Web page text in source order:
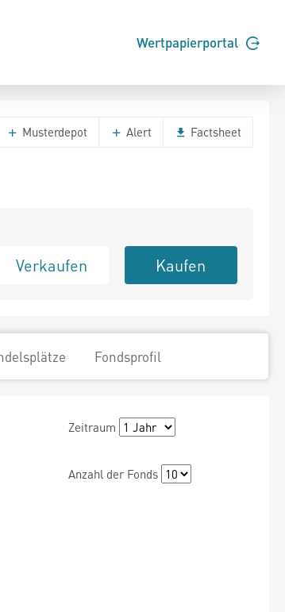
Wertpapierportal
Musterdepot Alert Factsheet
Verkaufen Kaufen
Fondsprofil
Zeitraum
Anzahl der Fonds